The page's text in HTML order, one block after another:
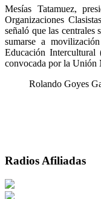
Mesías Tatamuez,
Organizaciones
señaló que las centrales
sumarse a
Educación
convocada por la Unión
Rolando Goyes
Radios Afiliadas